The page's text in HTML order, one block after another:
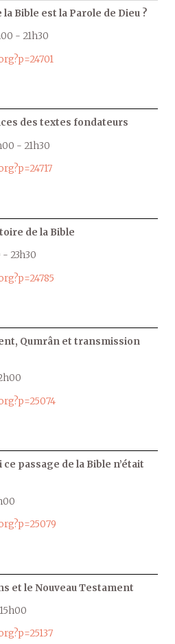
la Bible est la Parole de Dieu ?
- 21h30
des textes fondateurs
- 21h30
de la Bible
- 23h30
Qumrân et transmission
ce passage de la Bible n’était
et le Nouveau Testament
15h00